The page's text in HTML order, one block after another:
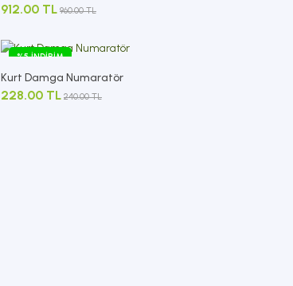
912.00 TL 960.00 TL
%5 İNDIRIM
Kurt Damga Numaratör
228.00 TL 240.00 TL